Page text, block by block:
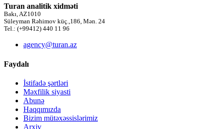
Turan analitik xidməti
Bakı, AZ1010
Süleyman Rəhimov küç.,186, Mən. 24
Tel.: (+99412) 440 11 96
agency@turan.az
Faydalı
İstifadə şərtləri
Məxfilik siyasti
Abunə
Haqqımızda
Bizim mütəxəssislərimiz
Arxiv